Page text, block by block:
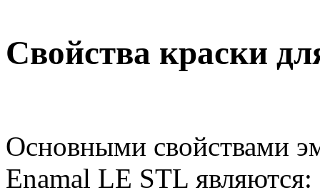
Свойства краски
Основными свойствами
Enamal LE STL являются: